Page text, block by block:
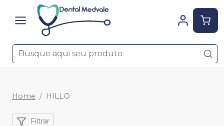
Home HILLO
Filtrar